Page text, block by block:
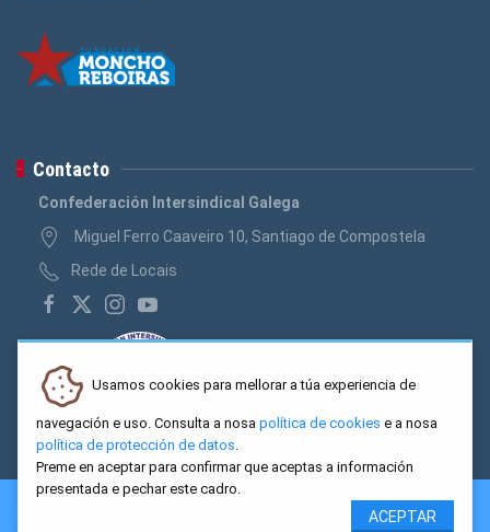
Contacto
Confederación Intersindical Galega
Miguel Ferro Caaveiro 10, Santiago de Compostela
Rede de Locais
2026 CIG. Confederación Intersindical Galega - Miguel Ferro
Usamos cookies para mellorar a túa experiencia de
navegación e uso. Consulta a nosa política de cookies e a nosa
política de protección de datos.
Preme en aceptar para confirmar que aceptas a información
presentada e pechar este cadro.
ACEPTAR